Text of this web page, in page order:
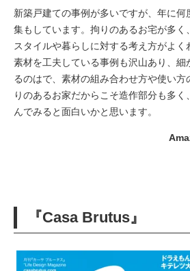
新築戸建ての事例が多いですが、年に
集もしています。拘りのあるお宅が多く
スタイルや暮らしに対する考え方がよく
素材を工夫している事例も沢山あり、細
るのはで、素材の組み合わせ方や使い方
りのあるお家だからこそ造作部分も多
んでみると面白いかと思います。
『Casa Brutus』